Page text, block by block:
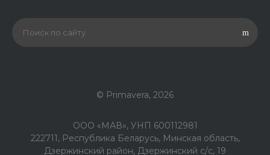
© Primavera, 2026
ООО «МАВ», УНП 600112981
222711, Республика Беларусь, Минская область,
Дзержинский район, Дзержинский с/с, 19